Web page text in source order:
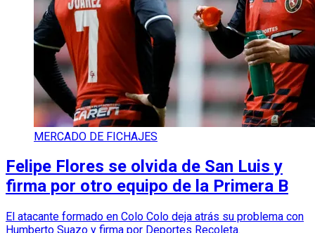
MERCADO DE FICHAJES
Felipe Flores se olvida de San Luis y
firma por otro equipo de la Primera B
El atacante formado en Colo Colo deja atrás su problema con
Humberto Suazo y firma por Deportes Recoleta.